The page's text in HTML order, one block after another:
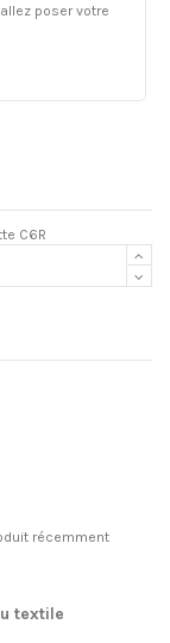
poser votre
C6R
récemment
textile